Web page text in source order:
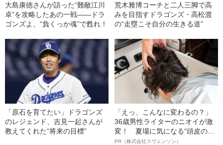
大島康徳さんが語った“難敵江川
卓”を攻略したあの一戦――ドラ
ゴンズよ、“負くっか魂”で甦れ！
荒木雅博コーチと二人三脚で高
みを目指すドラゴンズ・高松渡
の“走塁こそ自分の生きる道”
「原石を育てたい」ドラゴンズ
のレジェンド、吉見一起さんが
教えてくれた“将来の目標”
「えっ、こんなに変わるの？」
36歳男性ライターのニオイが激
変！ 夏場に気になる“頭皮のニ
オイ”や“ベタつき”を解消す
PR（株式会社スヴェンソン）